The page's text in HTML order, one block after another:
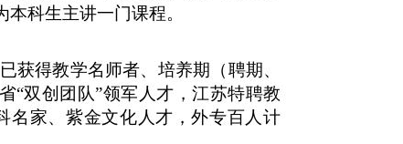
科生主讲一门课程。
获得教学名师者、培养期（聘期、
“双创团队”领军人才，江苏特聘教
名家、紫金文化人才，外专百人计